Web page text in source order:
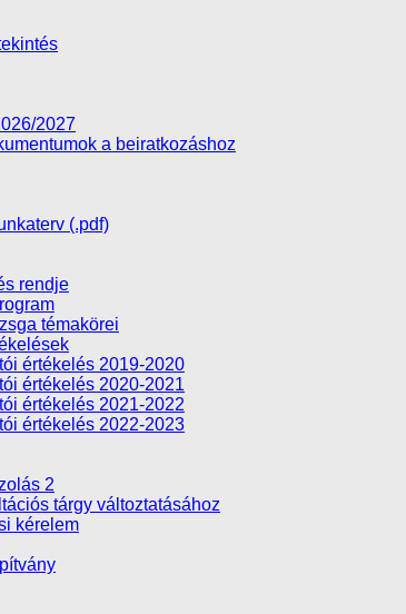
2027
a beiratkozáshoz
(.pdf)
rendje
témakörei
értékelés 2019-2020
értékelés 2020-2021
értékelés 2021-2022
értékelés 2022-2023
2
tárgy változtatásához
kérelem